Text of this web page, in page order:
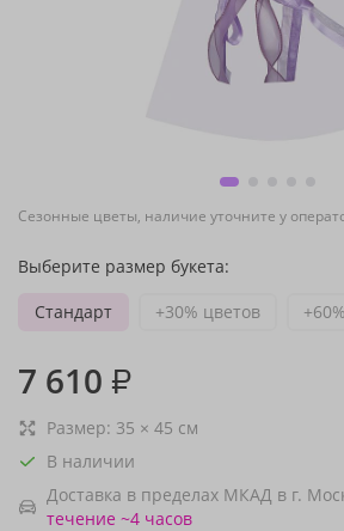
Сезонные цветы, наличие уточните у
Выберите размер букета:
Стандарт
+30% цветов
7 610 ₽
Размер: 35 × 45 см
В наличии
Доставка в пределах МКАД в г.
течение ~4 часов